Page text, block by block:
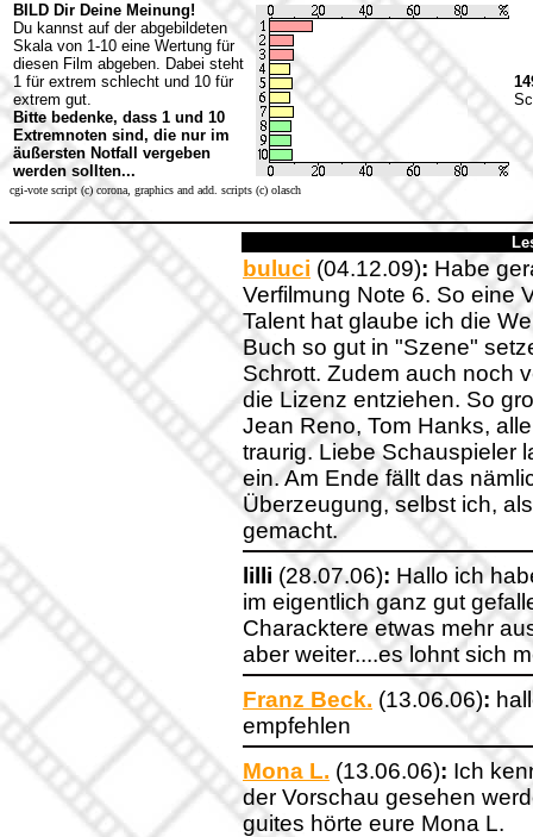
BILD Dir Deine Meinung!
Du kannst auf der abgebildeten
Skala von 1-10 eine Wertung für
diesen Film abgeben. Dabei steht
1 für extrem schlecht und 10 für
extrem gut.
Bitte bedenke, dass 1 und 10
Extremnoten sind, die nur im
äußersten Notfall vergeben
werden sollten...
cgi-vote script (c) corona, graphics and add. scripts (c) olasch
buluci (04.12.09): Habe
Verfilmung Note 6. So eine
Talent hat glaube ich die
Buch so gut in "Szene"
Schrott. Zudem auch noch
die Lizenz entziehen. So
Jean Reno, Tom Hanks,
traurig. Liebe Schauspieler
ein. Am Ende fällt das
Überzeugung, selbst ich,
gemacht.
lilli (28.07.06): Hallo ich
im eigentlich ganz gut
Characktere etwas mehr
aber weiter....es lohnt sich
Franz Beck. (13.06.06):
empfehlen
Mona L. (13.06.06): Ich
der Vorschau gesehen
guites hörte eure Mona L.